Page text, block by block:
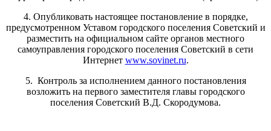
4. Опубликовать настоящее постановление в порядке,
предусмотренном Уставом городского поселения Советский и
разместить на официальном сайте органов местного
самоуправления городского поселения Советский в сети
Интернет www.sovinet.ru.
5. Контроль за исполнением данного постановления
возложить на первого заместителя главы городского
поселения Советский В.Д. Скородумова.